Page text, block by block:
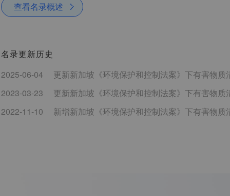
查看名录概述
名录更新历史
2025-06-04
更新新加坡《环境保护和控制法案》下有害物质
2023-03-23
更新新加坡《环境保护和控制法案》下有害物质
2022-11-10
新增新加坡《环境保护和控制法案》下有害物质